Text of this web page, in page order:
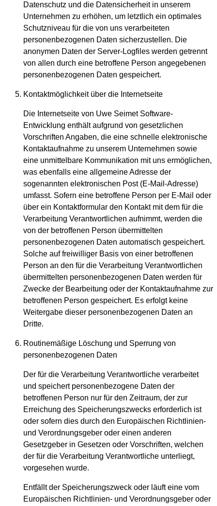
Datenschutz und die Datensicherheit in unserem
Unternehmen zu erhöhen, um letztlich ein optimales
Schutzniveau für die von uns verarbeiteten
personenbezogenen Daten sicherzustellen. Die
anonymen Daten der Server-Logfiles werden getrennt
von allen durch eine betroffene Person angegebenen
personenbezogenen Daten gespeichert.
Kontaktmöglichkeit über die Internetseite
Die Internetseite von Uwe Seimet Software-
Entwicklung enthält aufgrund von gesetzlichen
Vorschriften Angaben, die eine schnelle elektronische
Kontaktaufnahme zu unserem Unternehmen sowie
eine unmittelbare Kommunikation mit uns ermöglichen,
was ebenfalls eine allgemeine Adresse der
sogenannten elektronischen Post (E-Mail-Adresse)
umfasst. Sofern eine betroffene Person per E-Mail oder
über ein Kontaktformular den Kontakt mit dem für die
Verarbeitung Verantwortlichen aufnimmt, werden die
von der betroffenen Person übermittelten
personenbezogenen Daten automatisch gespeichert.
Solche auf freiwilliger Basis von einer betroffenen
Person an den für die Verarbeitung Verantwortlichen
übermittelten personenbezogenen Daten werden für
Zwecke der Bearbeitung oder der Kontaktaufnahme zur
betroffenen Person gespeichert. Es erfolgt keine
Weitergabe dieser personenbezogenen Daten an
Dritte.
Routinemäßige Löschung und Sperrung von
personenbezogenen Daten
Der für die Verarbeitung Verantwortliche verarbeitet
und speichert personenbezogene Daten der
betroffenen Person nur für den Zeitraum, der zur
Erreichung des Speicherungszwecks erforderlich ist
oder sofern dies durch den Europäischen Richtlinien-
und Verordnungsgeber oder einen anderen
Gesetzgeber in Gesetzen oder Vorschriften, welchen
der für die Verarbeitung Verantwortliche unterliegt,
vorgesehen wurde.
Entfällt der Speicherungszweck oder läuft eine vom
Europäischen Richtlinien- und Verordnungsgeber oder